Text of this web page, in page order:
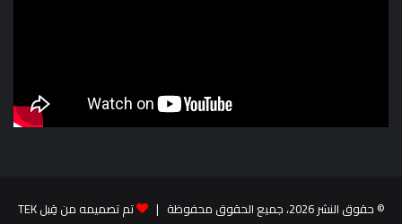
© حقوق النشر 2026، جميع الحقوق محفوظة | تم تصميمه من قِبل TEK